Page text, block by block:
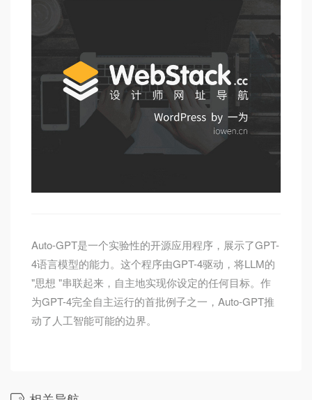
Auto-GPT是一个实验性的开源应用程序，展示了GPT-
4语言模型的能力。这个程序由GPT-4驱动，将LLM的
"思想 "串联起来，自主地实现你设定的任何目标。作
为GPT-4完全自主运行的首批例子之一，Auto-GPT推
动了人工智能可能的边界。